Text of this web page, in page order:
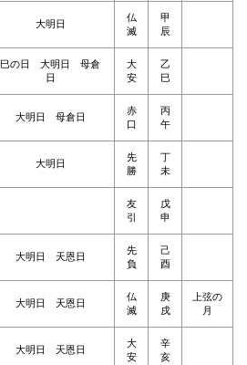
大明日
仏
滅
甲
辰
巳の日 大明日 母倉
日
大
安
乙
巳
大明日 母倉日
赤
口
丙
午
大明日
先
勝
丁
未
友
引
戊
申
大明日 天恩日
先
負
己
酉
大明日 天恩日
仏
滅
庚
戌
上弦の
月
大明日 天恩日
大
安
辛
亥